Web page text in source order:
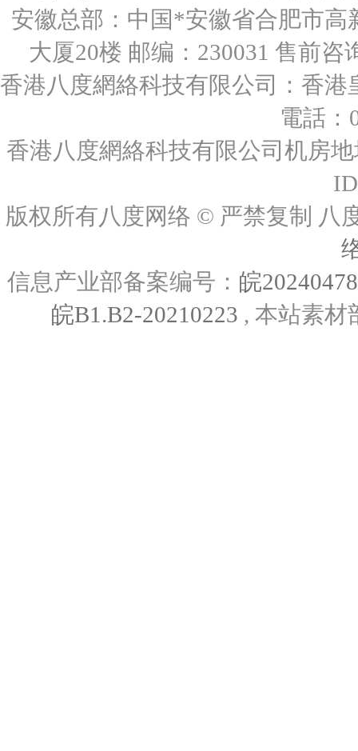
安徽总部：中国*安徽省合肥市
大厦20楼 邮编：230031 售前咨
香港八度網絡科技有限公司：香
電話：
香港八度網絡科技有限公司机房
版权所有八度网络 © 严禁复制
信息产业部备案编号： 皖
皖B1.B2-20210223 , 本站素材